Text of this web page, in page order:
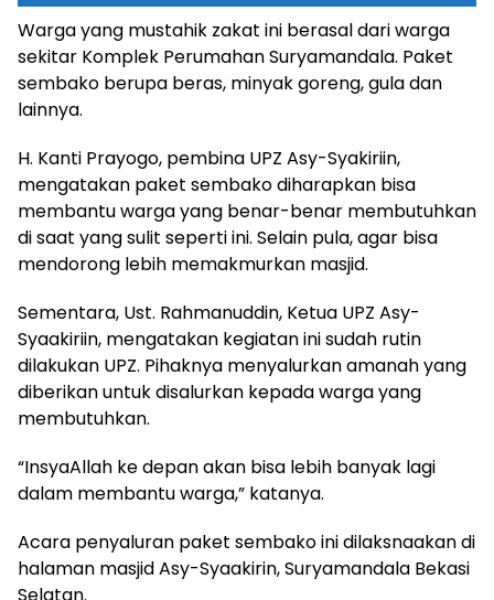
Warga yang mustahik zakat ini berasal dari warga
sekitar Komplek Perumahan Suryamandala. Paket
sembako berupa beras, minyak goreng, gula dan
lainnya.
H. Kanti Prayogo, pembina UPZ Asy-Syakiriin,
mengatakan paket sembako diharapkan bisa
membantu warga yang benar-benar membutuhkan
di saat yang sulit seperti ini. Selain pula, agar bisa
mendorong lebih memakmurkan masjid.
Sementara, Ust. Rahmanuddin, Ketua UPZ Asy-
Syaakiriin, mengatakan kegiatan ini sudah rutin
dilakukan UPZ. Pihaknya menyalurkan amanah yang
diberikan untuk disalurkan kepada warga yang
membutuhkan.
“InsyaAllah ke depan akan bisa lebih banyak lagi
dalam membantu warga,” katanya.
Acara penyaluran paket sembako ini dilaksnaakan di
halaman masjid Asy-Syaakirin, Suryamandala Bekasi
Selatan.